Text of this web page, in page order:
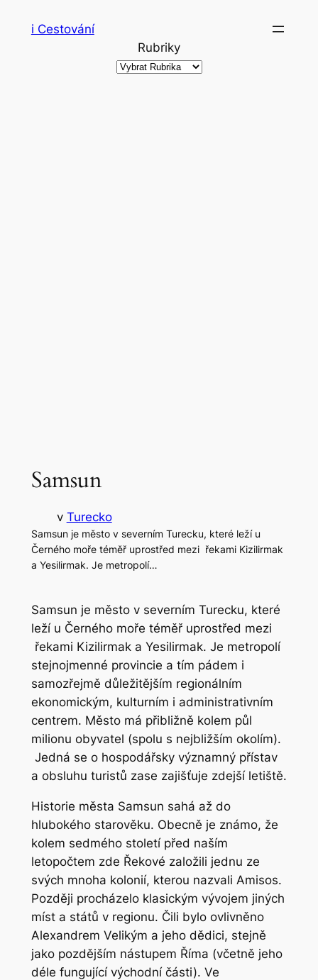
i Cestování
Rubriky
Samsun
v Turecko
Samsun je město v severním Turecku, které leží u
Černého moře téměř uprostřed mezi řekami Kizilirmak
a Yesilirmak. Je metropolí…
Samsun je město v severním Turecku, které
leží u Černého moře téměř uprostřed mezi
řekami Kizilirmak a Yesilirmak. Je metropolí
stejnojmenné provincie a tím pádem i
samozřejmě důležitějším regionálním
ekonomickým, kulturním i administrativním
centrem. Město má přibližně kolem půl
milionu obyvatel (spolu s nejbližším okolím).
Jedná se o hospodářsky významný přístav
a obsluhu turistů zase zajišťuje zdejší letiště.
Historie města Samsun sahá až do
hlubokého starověku. Obecně je známo, že
kolem sedmého století před naším
letopočtem zde Řekové založili jednu ze
svých mnoha kolonií, kterou nazvali Amisos.
Později procházelo klasickým vývojem jiných
míst a států v regionu. Čili bylo ovlivněno
Alexandrem Velikým a jeho dědici, stejně
jako pozdějším nástupem Říma (včetně jeho
déle fungující východní části). Ve